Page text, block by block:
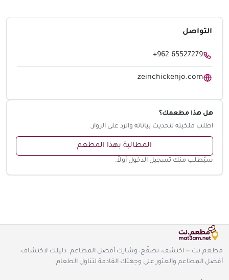
التواصل
+962 65527279
zeinchickenjo.com
هل هذا مطعمك؟
اطلب ملكيته لتحديث بياناته والرد على الزوار.
المطالبة بهذا المطعم
سيُطلب منك تسجيل الدخول أولاً.
مطعم.نت — اكتشف، تصفّح، وشارك أفضل المطاعم. دليلك لاكتشاف
أفضل المطاعم والعثور على وجهتك القادمة لتناول الطعام.